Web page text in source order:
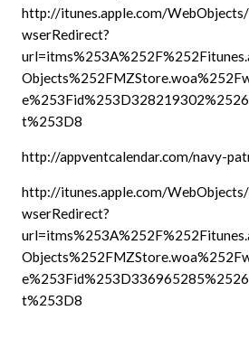
http://itunes.apple.com/
wserRedirect?
t%253D8
http://appventcalendar.com/navy-
http://itunes.apple.com/
wserRedirect?
t%253D8